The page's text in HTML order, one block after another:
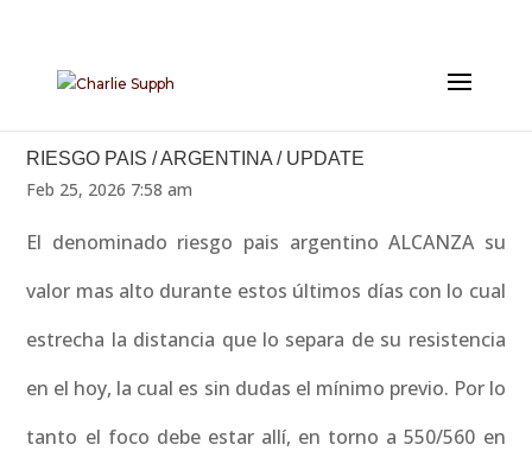
RIESGO PAIS / ARGENTINA / UPDATE
Feb 25, 2026 7:58 am
El denominado riesgo pais argentino ALCANZA su
valor mas alto durante estos últimos días con lo cual
estrecha la distancia que lo separa de su resistencia
en el hoy, la cual es sin dudas el mínimo previo. Por lo
tanto el foco debe estar allí, en torno a 550/560 en